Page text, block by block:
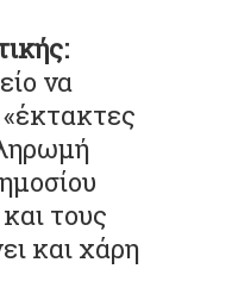
να
τους
και χάρη